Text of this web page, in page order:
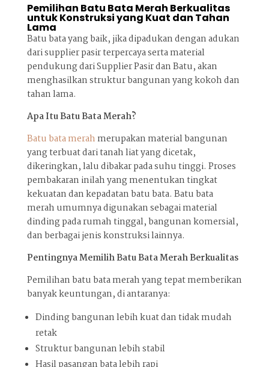
Pemilihan Batu Bata Merah Berkualitas
untuk Konstruksi yang Kuat dan Tahan
Lama
Batu bata yang baik, jika dipadukan dengan adukan
dari supplier pasir terpercaya serta material
pendukung dari Supplier Pasir dan Batu, akan
menghasilkan struktur bangunan yang kokoh dan
tahan lama.
Apa Itu Batu Bata Merah?
Batu bata merah merupakan material bangunan
yang terbuat dari tanah liat yang dicetak,
dikeringkan, lalu dibakar pada suhu tinggi. Proses
pembakaran inilah yang menentukan tingkat
kekuatan dan kepadatan batu bata. Batu bata
merah umumnya digunakan sebagai material
dinding pada rumah tinggal, bangunan komersial,
dan berbagai jenis konstruksi lainnya.
Pentingnya Memilih Batu Bata Merah Berkualitas
Pemilihan batu bata merah yang tepat memberikan
banyak keuntungan, di antaranya:
Dinding bangunan lebih kuat dan tidak mudah
retak
Struktur bangunan lebih stabil